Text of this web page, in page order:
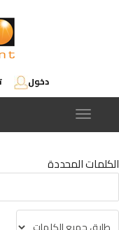
دخول
Toggle
navigation
الكلمات المحددة